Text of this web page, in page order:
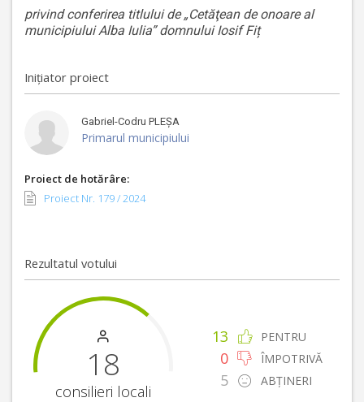
privind conferirea titlului de „Cetăţean de onoare al
municipiului Alba Iulia” domnului Iosif Fiț
Inițiator proiect
Gabriel-Codru PLEȘA
Primarul municipiului
Proiect de hotărâre:
Proiect Nr. 179 / 2024
Rezultatul votului
18
consilieri locali
13 PENTRU
0 ÎMPOTRIVĂ
5 ABȚINERI